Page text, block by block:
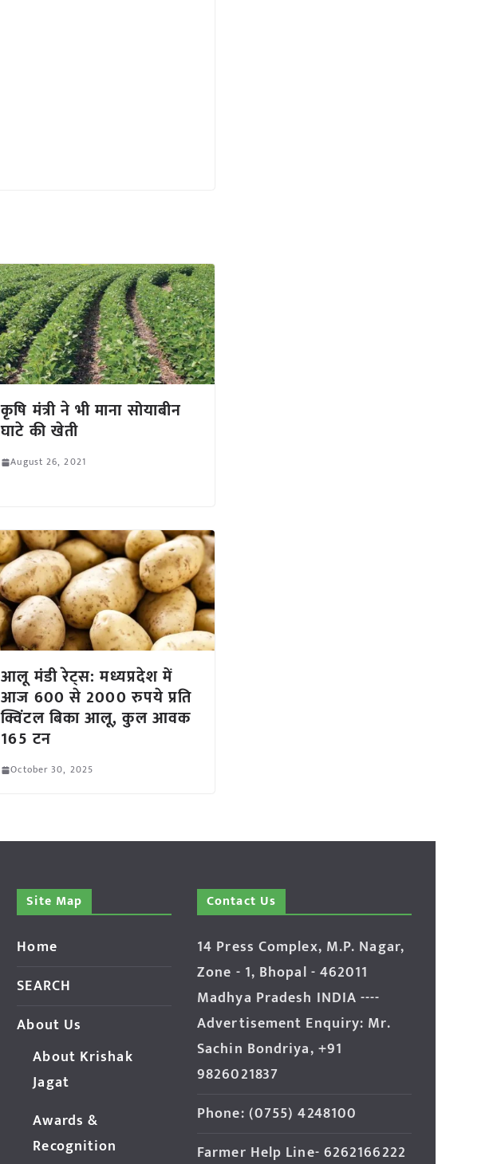
कृषि मंत्री ने भी माना सोयाबीन
घाटे की खेती
August 26, 2021
आलू मंडी रेट्स: मध्यप्रदेश में
आज 600 से 2000 रुपये प्रति
क्विंटल बिका आलू, कुल आवक
165 टन
October 30, 2025
Site Map
Home
SEARCH
About Us
About Krishak
Jagat
Awards &
Recognition
Contact Us
14 Press Complex, M.P. Nagar,
Zone - 1, Bhopal - 462011
Madhya Pradesh INDIA ----
Advertisement Enquiry: Mr.
Sachin Bondriya, +91
9826021837
Phone: (0755) 4248100
Farmer Help Line- 6262166222